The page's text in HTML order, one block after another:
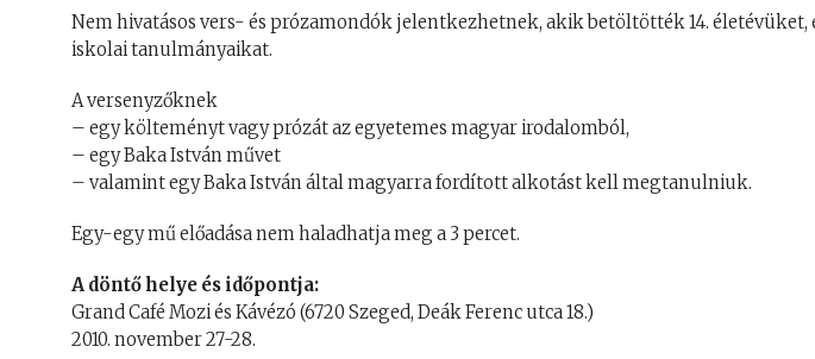
Nem hivatásos vers- és prózamondók jelentkezhetnek, akik betöltötték 14. életévüket,
iskolai tanulmányaikat.
A versenyzőknek
– egy költeményt vagy prózát az egyetemes magyar irodalomból,
– egy Baka István művet
– valamint egy Baka István által magyarra fordított alkotást kell megtanulniuk.
Egy-egy mű előadása nem haladhatja meg a 3 percet.
A döntő helye és időpontja:
Grand Café Mozi és Kávézó (6720 Szeged, Deák Ferenc utca 18.)
2010. november 27-28.